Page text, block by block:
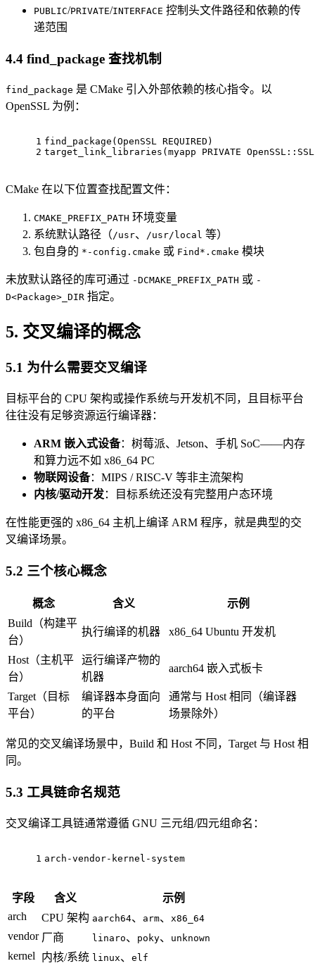
PUBLIC/PRIVATE/INTERFACE 控制头文件路径和依赖的传
递范围
4.4 find_package 查找机制
find_package 是 CMake 引入外部依赖的核心指令。以
OpenSSL 为例：
1
2
find_package (OpenSSL REQUIRED)
target_link_libraries (myapp PRIVATE
CMake 在以下位置查找配置文件：
CMAKE_PREFIX_PATH 环境变量
系统默认路径（/usr、 /usr/local 等）
包自身的 *-config.cmake 或 Find*.cmake 模块
未放默认路径的库可通过 -DCMAKE_PREFIX_PATH 或 -
D<Package>_DIR 指定。
5. 交叉编译的概念
5.1 为什么需要交叉编译
目标平台的 CPU 架构或操作系统与开发机不同，且目标平台
往往没有足够资源运行编译器：
ARM 嵌入式设备：树莓派、Jetson、手机 SoC——内存
和算力远不如 x86_64 PC
物联网设备：MIPS / RISC-V 等非主流架构
内核/驱动开发：目标系统还没有完整用户态环境
在性能更强的 x86_64 主机上编译 ARM 程序，就是典型的交
叉编译场景。
5.2 三个核心概念
概念 含义
示例
Build（构建平
台）
执行编译的机器 x86_64 Ubuntu 开发机
Host（主机平
台）
运行编译产物的
机器
aarch64 嵌入式板卡
Target（目标
平台）
编译器本身面向
的平台
通常与 Host 相同（编译器
场景除外）
常见的交叉编译场景中，Build 和 Host 不同，Target 与 Host 相
同。
5.3 工具链命名规范
交叉编译工具链通常遵循 GNU 三元组/四元组命名：
1 arch-vendor-kernel-system
字段 含义
示例
arch
CPU 架构 aarch64、 arm、 x86_64
vendor 厂商 linaro、 poky、 unknown
kernel 内核/系统 linux、 elf